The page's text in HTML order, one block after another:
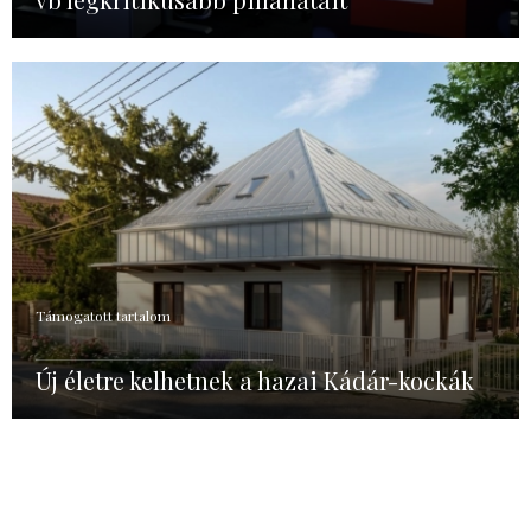
Támogatott tartalom
Új életre kelhetnek a hazai Kádár-kockák